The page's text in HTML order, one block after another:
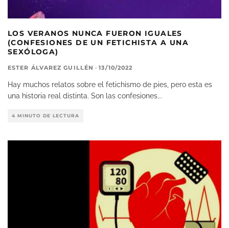
LOS VERANOS NUNCA FUERON IGUALES
(CONFESIONES DE UN FETICHISTA A UNA
SEXÓLOGA)
ESTER ÁLVAREZ GUILLÉN · 13/10/2022
Hay muchos relatos sobre el fetichismo de pies, pero esta es
una historia real distinta. Son las confesiones...
4 MINUTO DE LECTURA